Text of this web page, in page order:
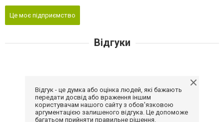
Це моє підприємство
Відгуки
Відгук - це думка або оцінка людей, які бажають
передати досвід або враження іншим
користувачам нашого сайту з обов'язковою
аргументацією залишеного відгука. Це допоможе
багатьом прийняти правильне рішення.